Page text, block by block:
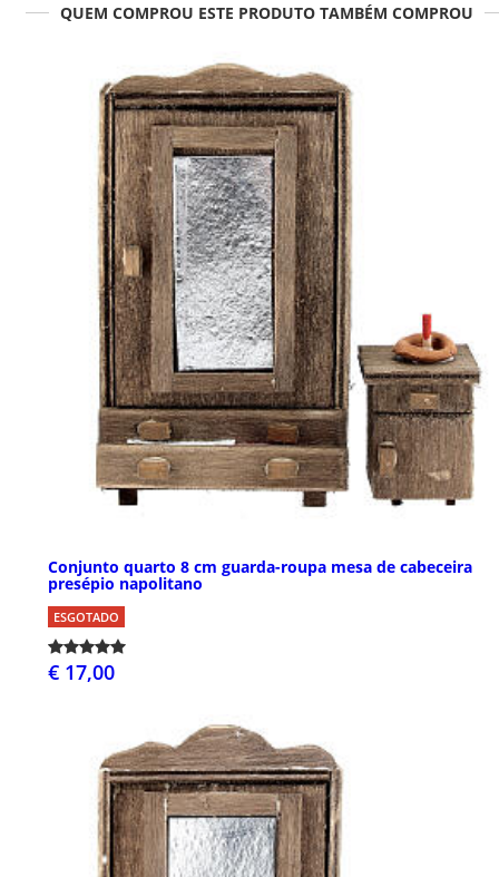
QUEM COMPROU ESTE PRODUTO TAMBÉM COMPROU
Conjunto quarto 8 cm guarda-roupa mesa de cabeceira
presépio napolitano
ESGOTADO
€ 17,00